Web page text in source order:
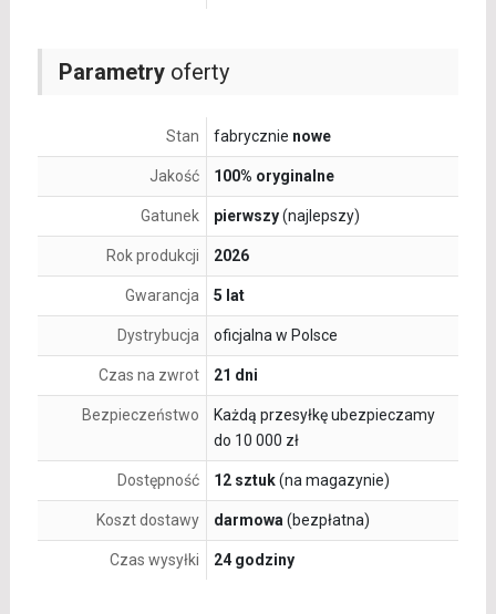
Parametryoferty
Stan fabrycznie nowe
Jakość 100% oryginalne
Gatunek pierwszy(najlepszy)
Rok produkcji 2026
Gwarancja 5 lat
Dystrybucja oficjalna w Polsce
Czas na zwrot 21 dni
Bezpieczeństwo
Każdą przesyłkę ubezpieczamy
do 10 000 zł
Dostępność 12 sztuk(na magazynie)
Koszt dostawy darmowa (bezpłatna)
Czas wysyłki 24 godziny